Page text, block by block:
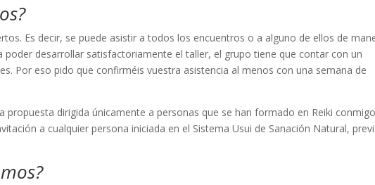
Es decir, se puede asistir a todos los encuentros o a alguno de ellos de
poder desarrollar satisfactoriamente el taller, el grupo tiene que contar con un
Por eso pido que confirméis vuestra asistencia al menos con una semana de
propuesta dirigida únicamente a personas que se han formado en Reiki
a cualquier persona iniciada en el Sistema Usui de Sanación Natural,